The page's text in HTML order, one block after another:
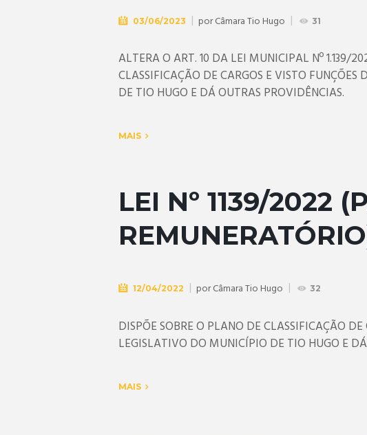
03/06/2023 porCâmara Tio Hugo 31
ALTERA O ART. 10 DA LEI MUNICIPAL Nº 1.139/
CLASSIFICAÇÃO DE CARGOS E VISTO
DE TIO HUGO E DÁ OUTRAS PROVIDÊNCIAS.
MAIS
LEI Nº 1139/2022
12/04/2022 porCâmara Tio Hugo 32
DISPÕE SOBRE O PLANO DE CLASSIFICAÇÃO
LEGISLATIVO DO MUNICÍPIO DE TIO HUGO E
MAIS